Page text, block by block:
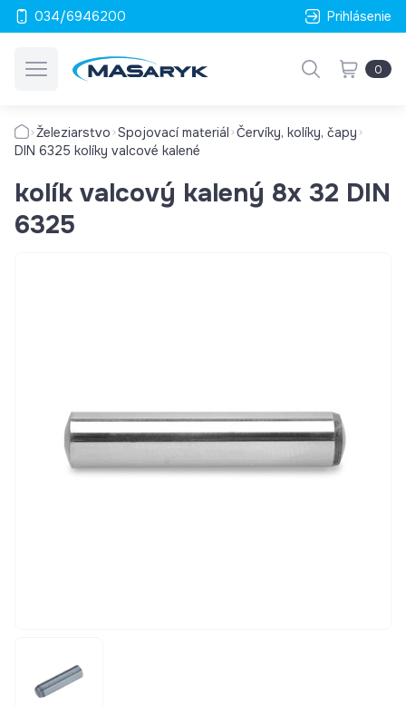
034/6946200 Prihlásenie
0
Železiarstvo Spojovací materiál Červíky, kolíky, čapy
DIN 6325 kolíky valcové kalené
kolík valcový kalený 8x 32 DIN
6325